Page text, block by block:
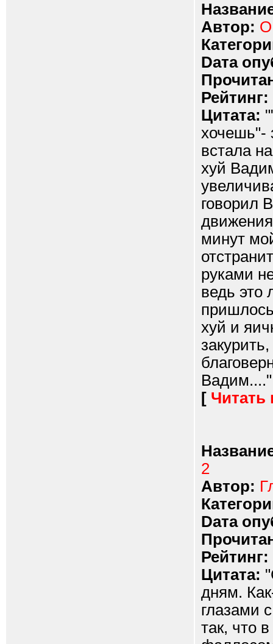
Автор:
Dата
Рейтинг:
Цитата:
хочешь"-
встала
хуй
говорил
минут
руками
ведь
хуй и
Вадим...."
[ Читать
2
Автор:
Dата
Рейтинг:
Цитата:
дням.
глазами
так, что